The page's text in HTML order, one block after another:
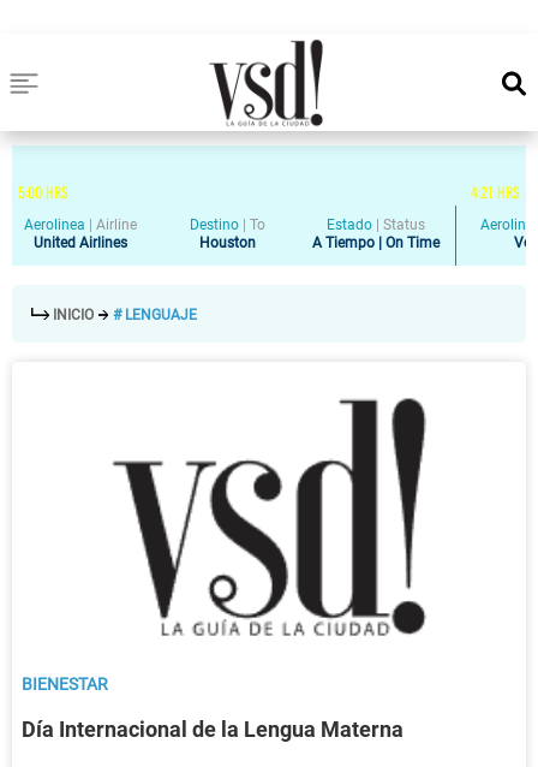
5:00HRS 4:21 HRS
Aerolinea
Airline
United Airlines
Destino
To
Houston
Estado
Status
A Tiempo | On Time
INICIO # LENGUAJE
BIENESTAR
Día Internacional de la Lengua Materna